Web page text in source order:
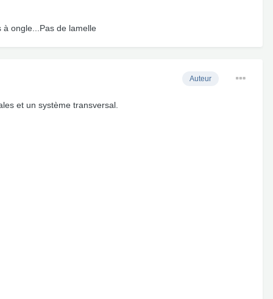
ongle...Pas de lamelle
Auteur
et un système transversal.